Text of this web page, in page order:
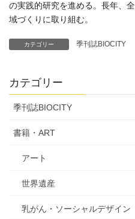
の実践的研究を進める。長年、
域づくりに取り組む。
カテゴリー 季刊誌BIOCITY
カテゴリー
季刊誌BIOCITY
書籍・ART
アート
世界遺産
乳がん・ソーシャルデザイン